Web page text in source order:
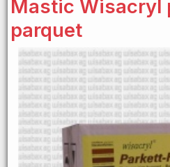
Mastic Wisacryl
parquet